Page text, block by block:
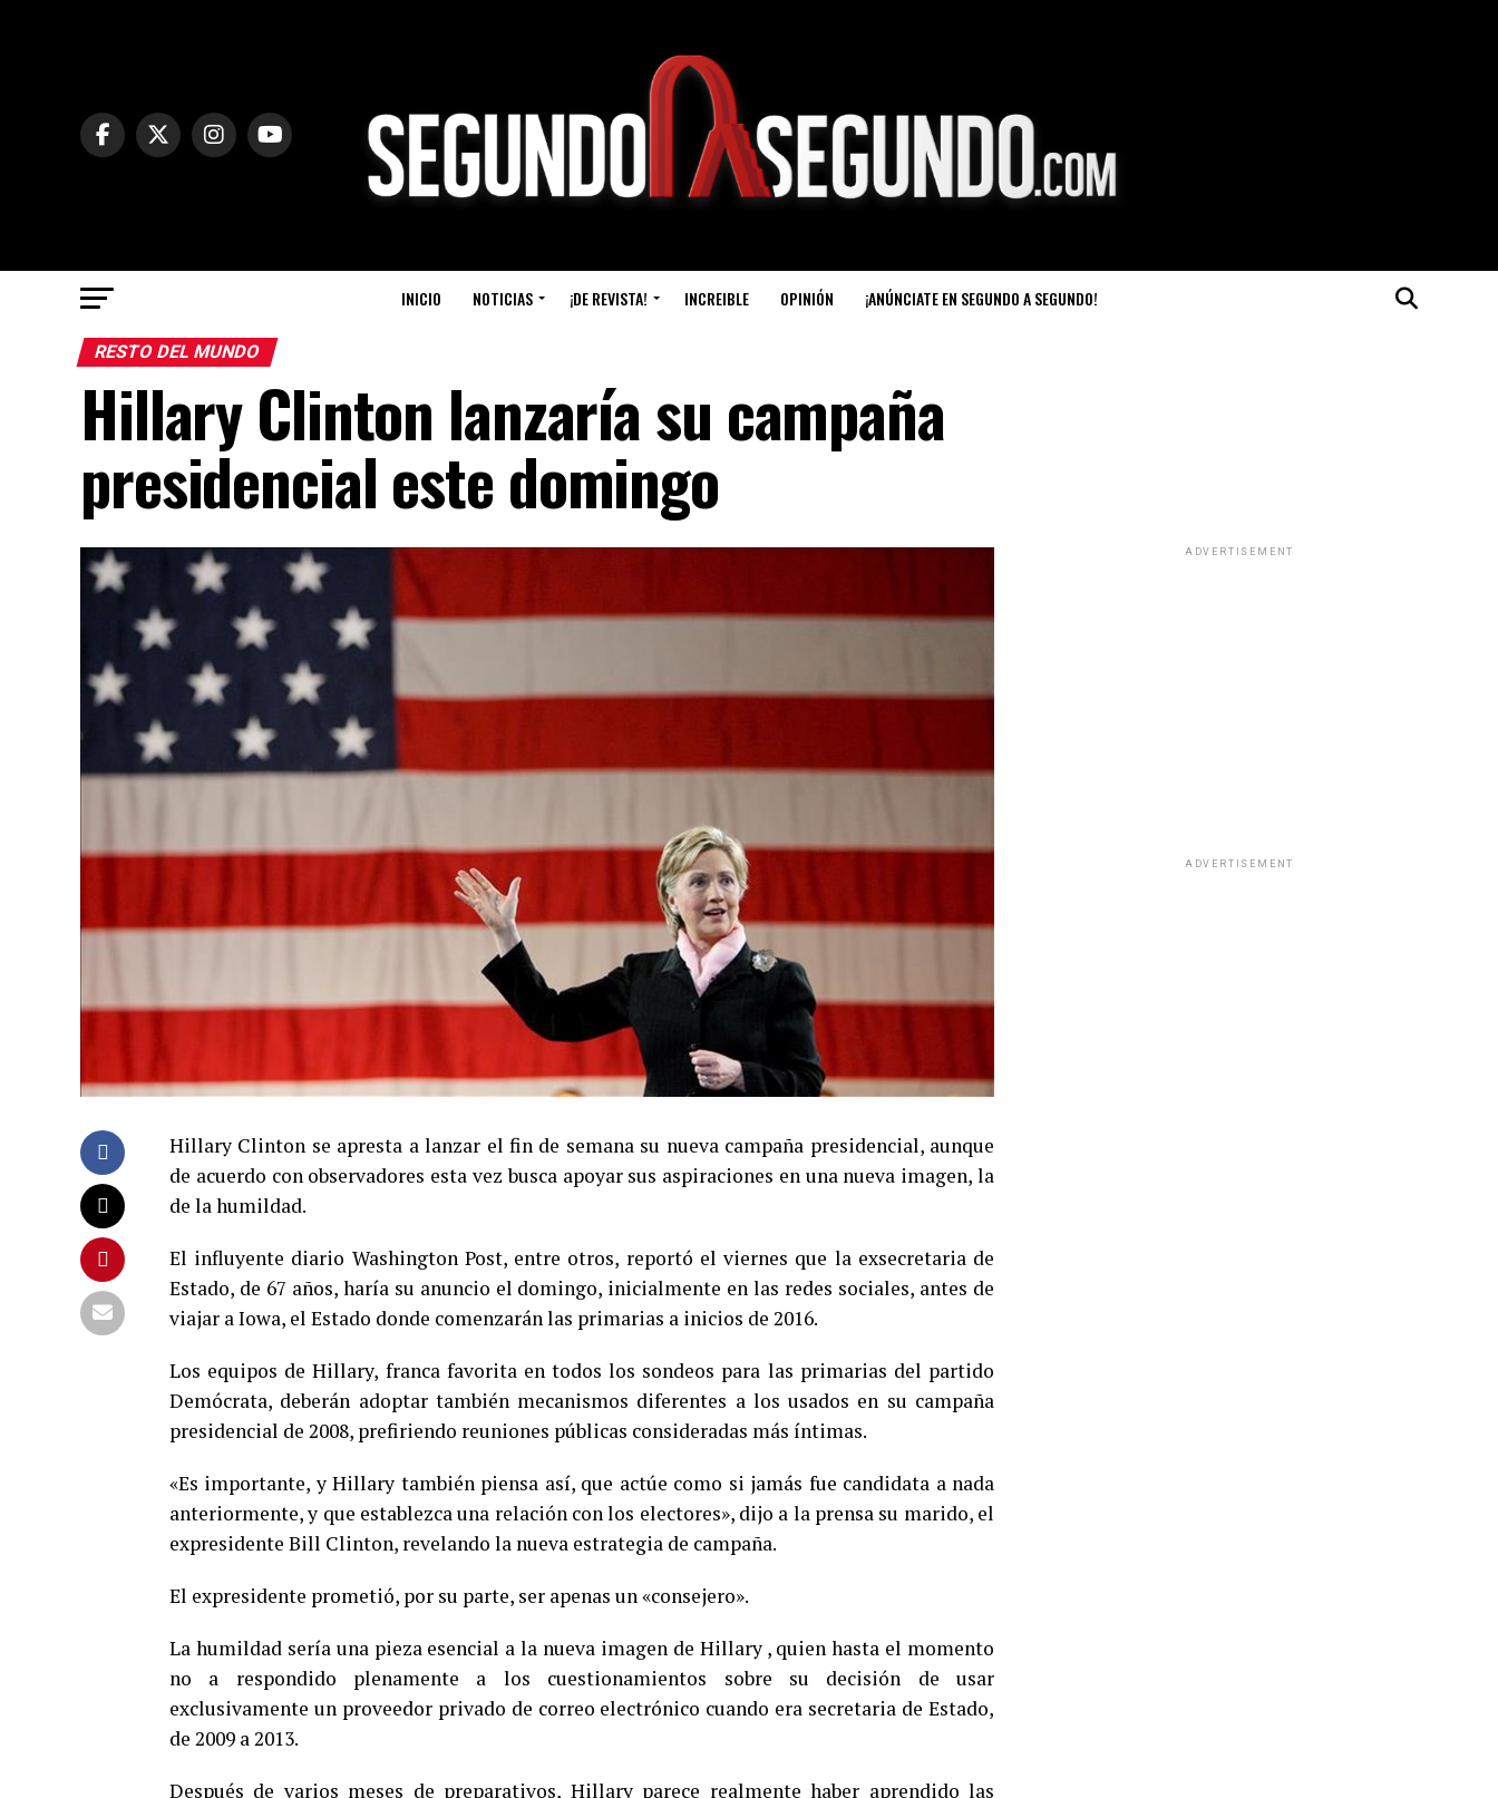
INICIO NOTICIAS ¡DE REVISTA! INCREIBLE OPINIÓN ¡ANÚNCIATE EN SEGUNDO A SEGUNDO!
RESTO DEL MUNDO
Hillary Clinton lanzaría su campaña
presidencial este domingo
Hillary Clinton se apresta a lanzar el fin de semana su nueva campaña presidencial, aunque
de acuerdo con observadores esta vez busca apoyar sus aspiraciones en una nueva imagen, la
de la humildad.
El influyente diario Washington Post, entre otros, reportó el viernes que la exsecretaria de
Estado, de 67 años, haría su anuncio el domingo, inicialmente en las redes sociales, antes de
viajar a Iowa, el Estado donde comenzarán las primarias a inicios de 2016.
Los equipos de Hillary, franca favorita en todos los sondeos para las primarias del partido
Demócrata, deberán adoptar también mecanismos diferentes a los usados en su campaña
presidencial de 2008, prefiriendo reuniones públicas consideradas más íntimas.
«Es importante, y Hillary también piensa así, que actúe como si jamás fue candidata a nada
anteriormente, y que establezca una relación con los electores», dijo a la prensa su marido, el
expresidente Bill Clinton, revelando la nueva estrategia de campaña.
El expresidente prometió, por su parte, ser apenas un «consejero».
La humildad sería una pieza esencial a la nueva imagen de Hillary , quien hasta el momento
no a respondido plenamente a los cuestionamientos sobre su decisión de usar
exclusivamente un proveedor privado de correo electrónico cuando era secretaria de Estado,
de 2009 a 2013.
Después de varios meses de preparativos, Hillary parece realmente haber aprendido las
ADVERTISEMENT
ADVERTISEMENT